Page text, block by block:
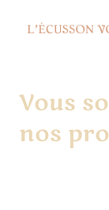
Vous
nos